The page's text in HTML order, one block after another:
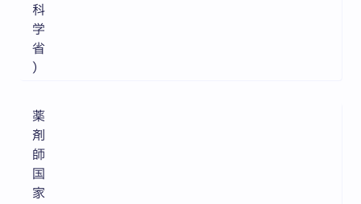
科
学
省
）
薬
剤
師
国
家